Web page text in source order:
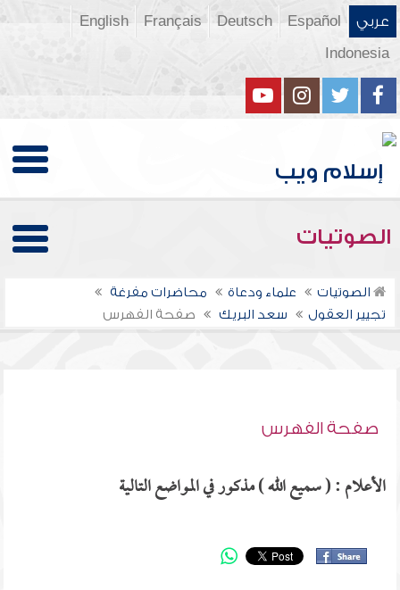
عربي Español
Deutsch
Français
English
Indonesia
الصوتيات
الصوتيات علماء ودعاة
محاضرات مفرغة
تجيير العقول
سعد البريك صفحة الفهرس
صفحة الفهرس
الأعلام : ( سميع الله ) مذكور في المواضع التالية